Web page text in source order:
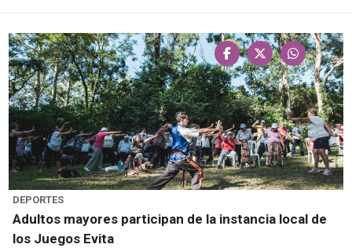
DEPORTES
Adultos mayores participan de la instancia local de
los Juegos Evita